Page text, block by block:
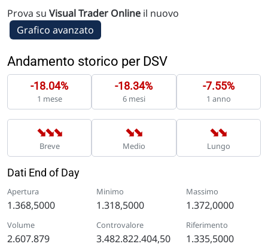
Prova su Visual Trader Online il nuovo
Grafico avanzato
Andamento storico per DSV
-18.04%
1 mese
-18.34%
6 mesi
-7.55%
1 anno
➡
➡
➡
Breve
➡
➡
Medio
➡
➡
Lungo
Dati End of Day
Apertura
1.368,5000
Minimo
1.318,5000
Massimo
1.372,0000
Volume
2.607.879
Controvalore
3.482.822.404,50
Riferimento
1.335,5000